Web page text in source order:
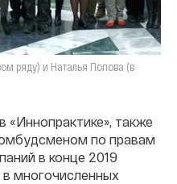
ряду) и Наталья Попова (в
«Иннопрактике», также
по правам
в конце 2019
многочисленных